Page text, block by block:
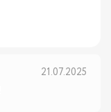
21.07.2025